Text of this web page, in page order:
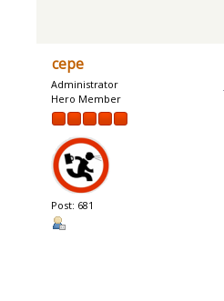
cepe
Administrator
Hero Member
Post: 681